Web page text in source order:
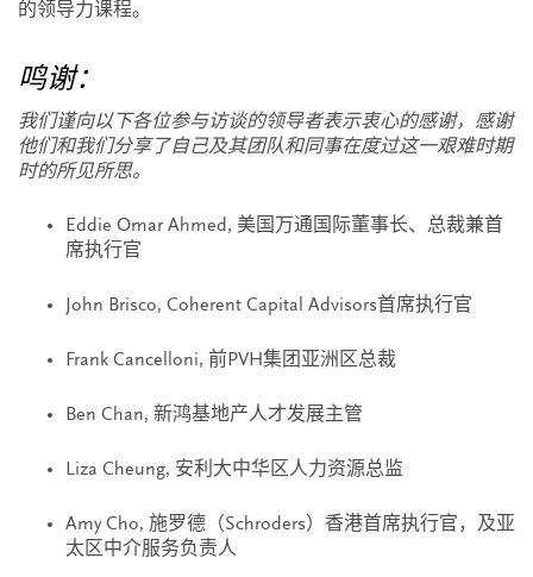
的领导力课程。
鸣谢：
我们谨向以下各位参与访谈的领导者表示衷心的感谢，感谢
他们和我们分享了自己及其团队和同事在度过这一艰难时期
时的所见所思。
Eddie Omar Ahmed, 美国万通国际董事长、总裁兼首
席执行官
John Brisco, Coherent Capital Advisors首席执行官
Frank Cancelloni, 前PVH集团亚洲区总裁
Ben Chan, 新鸿基地产人才发展主管
Liza Cheung, 安利大中华区人力资源总监
Amy Cho, 施罗德（Schroders）香港首席执行官，及亚
太区中介服务负责人